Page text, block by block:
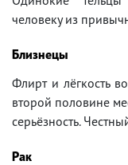
человеку из
Близнецы
Флирт и лёгкость
второй половине
серьёзность.
Рак